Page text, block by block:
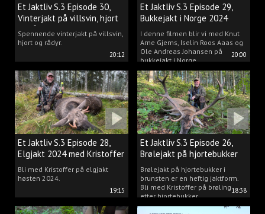
20:12
Et Jaktliv S.3 Episode 30,
Vinterjakt på villsvin, hjort
og rådyr.
Spennende vinterjakt på villsvin,
hjort og rådyr.
20:00
Et Jaktliv S.3 Episode 29,
Bukkejakt i Norge 2024
I denne filmen blir vi med Knut
Arne Gjems, Iselin Roos Aaas og
Ole Andreas Johansen på
bukkejakt i Norge.
19:15
Et Jaktliv S.3 Episode 28,
Elgjakt 2024 med Kristoffer
Clausen
Bli med Kristoffer på elgjakt
høsten 2024.
18:38
Et Jaktliv S.3 Episode 26,
Brølejakt på hjortebukker
med Kristoffer Clausen
Brølejakt på hjortebukker i
brunsten er en heftig jaktform.
Bli med Kristoffer på brøling
etter hjortebukker.